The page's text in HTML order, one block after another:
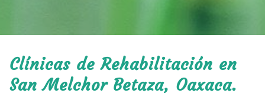
Clínicas de Rehabilitación en
San Melchor Betaza, Oaxaca.